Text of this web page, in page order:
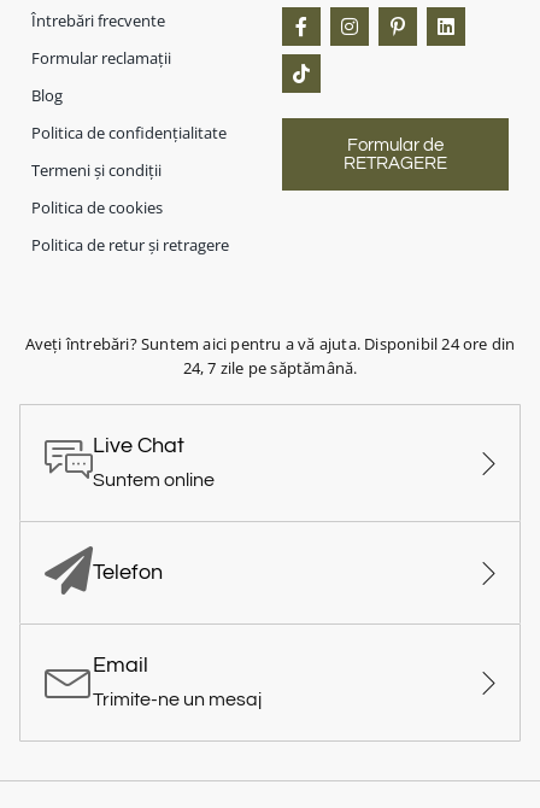
Întrebări frecvente
Formular reclamații
Blog
Politica de confidențialitate
Termeni și condiții
Politica de cookies
Politica de retur și retragere
Formular de
RETRAGERE
Aveți întrebări? Suntem aici pentru a vă ajuta. Disponibil 24 ore din
24, 7 zile pe săptămână.
Live Chat
Suntem online
Telefon
Email
Trimite-ne un mesaj